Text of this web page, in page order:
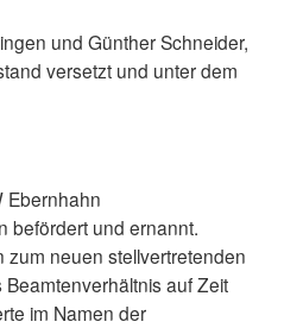
und Günther Schneider,
versetzt und unter dem
Ebernhahn
befördert und ernannt.
neuen stellvertretenden
auf Zeit
im Namen der